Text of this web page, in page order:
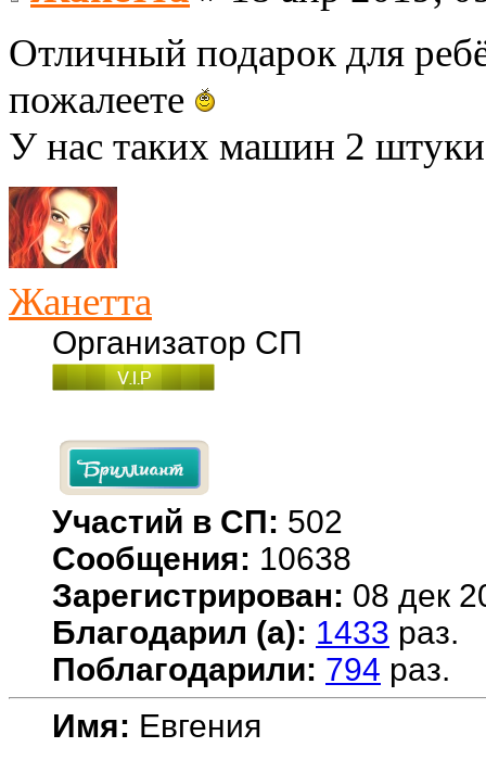
Отличный подарок для
пожалеете
У нас таких машин 2
Жанетта
Организатор СП
Участий в СП: 502
Сообщения: 10638
Зарегистрирован: 08 дек
Благодарил (а): 1433 раз.
Поблагодарили: 794 раз.
Имя: Евгения